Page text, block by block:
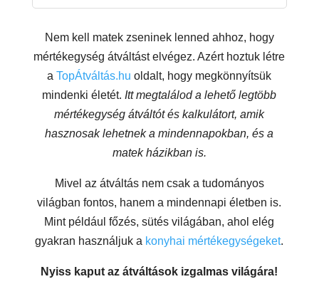
Nem kell matek zseninek lenned ahhoz, hogy
mértékegység átváltást elvégez. Azért hoztuk létre
aTopÁtváltás.hu oldalt, hogy megkönnyítsük
mindenki életét. Itt megtalálod a lehető legtöbb
mértékegység átváltót és kalkulátort, amik
hasznosak lehetnek a mindennapokban, és a
matek házikban is.
Mivel az átváltás nem csak a tudományos
világban fontos, hanem a mindennapi életben is.
Mint például főzés, sütés világában, ahol elég
gyakran használjuk a konyhai mértékegységeket.
Nyiss kaput az átváltások izgalmas világára!